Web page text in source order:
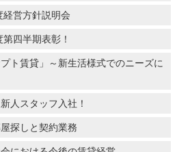
営方針説明会
四半期表彰！
ト賃貸」～新生活様式でのニーズに
人スタッフ入社！
探しと契約業務